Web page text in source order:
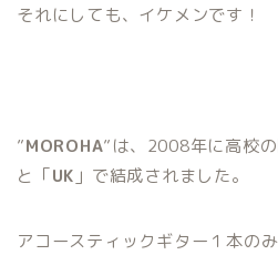
それにしても、イケメンです！
”MOROHA”は、2008年に高校
と「UK 」で結成されました。
アコースティックギター１本の